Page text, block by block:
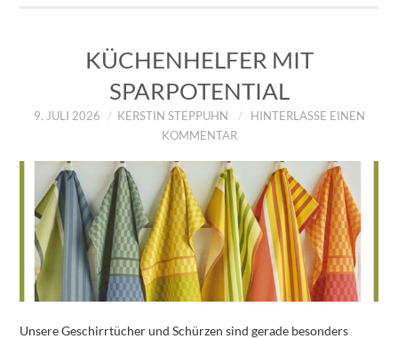
KÜCHENHELFER MIT
SPARPOTENTIAL
9. JULI 2026 KERSTIN STEPPUHN
HINTERLASSE EINEN
KOMMENTAR
Unsere Geschirrtücher und Schürzen sind gerade besonders